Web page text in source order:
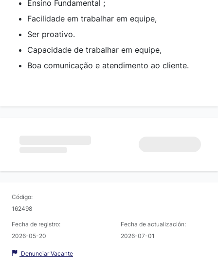
Ensino Fundamental ;
Facilidade em trabalhar em equipe,
Ser proativo.
Capacidade de trabalhar em equipe,
Boa comunicação e atendimento ao cliente.
Código:
162498
Fecha de registro:
2026-05-20
Fecha de actualización:
2026-07-01
Denunciar Vacante